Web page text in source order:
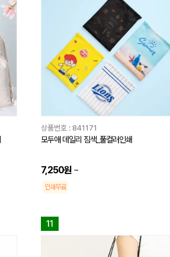
상품번호 : 841171
모두애 데일리 짐색_풀컬러인쇄
7,250원 ~
인쇄무료
11